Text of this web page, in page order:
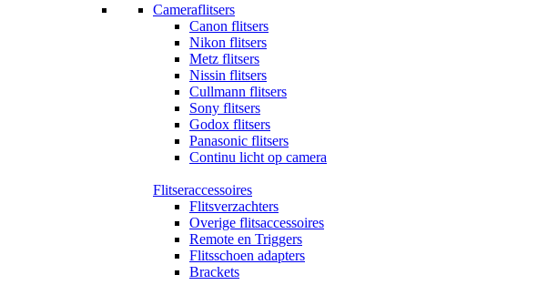
Cameraflitsers
Canon flitsers
Nikon flitsers
Metz flitsers
Nissin flitsers
Cullmann flitsers
Sony flitsers
Godox flitsers
Panasonic flitsers
Continu licht op camera
Flitseraccessoires
Flitsverzachters
Overige flitsaccessoires
Remote en Triggers
Flitsschoen adapters
Brackets